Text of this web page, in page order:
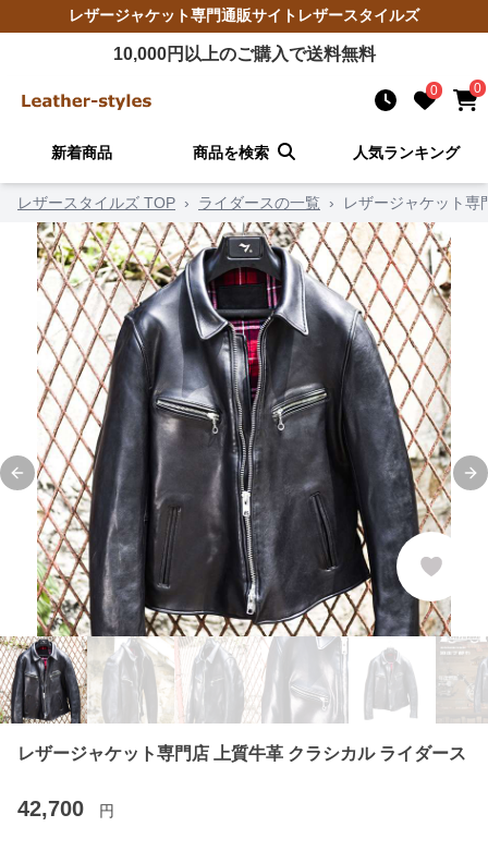
レザージャケット専門通販サイト レザースタイルズ
10,000円以上のご購入で送料無料
0 0
新着商品 商品を検索 人気ランキング
レザースタイルズ TOP › ライダースの一覧 › レザージャケット専
Previous slide
レザージャケット専門店 上質牛革 クラシカル ライダース
42,700 円